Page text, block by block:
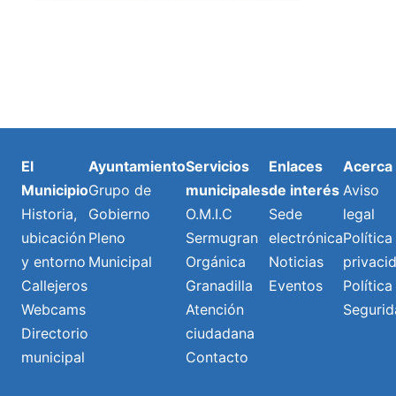
El
Municipio
Historia,
ubicación
y entorno
Callejeros
Webcams
Directorio
municipal
Ayuntamiento
Grupo de
Gobierno
Pleno
Municipal
Servicios
municipales
O.M.I.C
Sermugran
Orgánica
Granadilla
Atención
ciudadana
Contacto
Enlaces
de interés
Sede
electrónica
Noticias
Eventos
Acerca
Aviso
legal
Política
Política